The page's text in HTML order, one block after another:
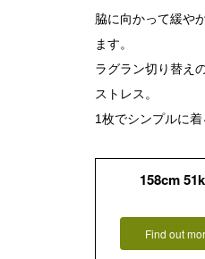
脇に向かって緩や
ます。
ラグラン切り替え
ストレス。
1枚でシンプルに
158cm
Find out